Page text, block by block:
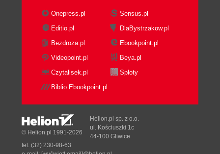
Onepress.pl
Sensus.pl
Editio.pl
DlaBystrzakow.pl
Bezdroza.pl
Ebookpoint.pl
Videopoint.pl
Beya.pl
Czytalisek.pl
Sploty
Biblio.Ebookpoint.pl
© Helion.pl 1991-2026
Helion.pl sp. z o.o.
ul. Kościuszki 1c
44-100 Gliwice
tel. (32) 230-98-63